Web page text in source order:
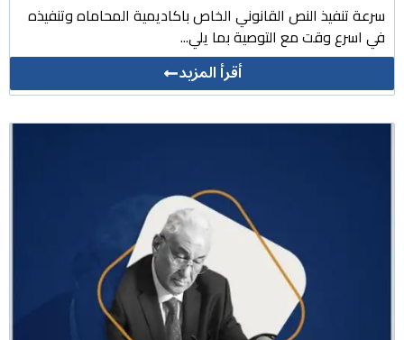
سرعة تنفيذ النص القانوني الخاص باكاديمية المحاماه وتنفيذه
في اسرع وقت مع التوصية بما يلي...
أقرأ المزيد